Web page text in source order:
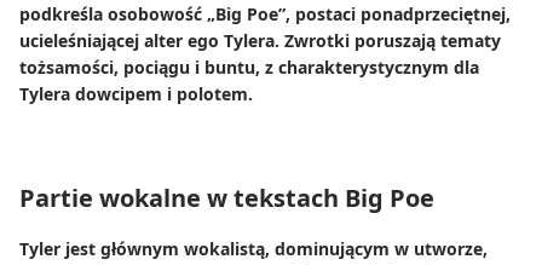
podkreśla osobowość „Big Poe”, postaci ponadprzeciętnej,
ucieleśniającej alter ego Tylera. Zwrotki poruszają tematy
tożsamości, pociągu i buntu, z charakterystycznym dla
Tylera dowcipem i polotem.
Partie wokalne w tekstach Big Poe
Tyler jest głównym wokalistą, dominującym w utworze,